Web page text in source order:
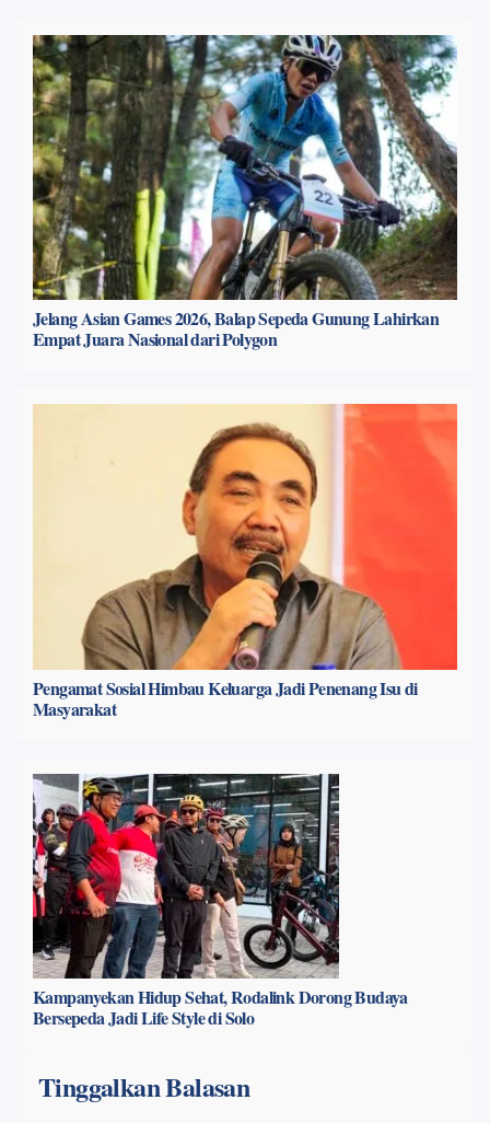
Jelang Asian Games 2026, Balap Sepeda Gunung Lahirkan
Empat Juara Nasional dari Polygon
Pengamat Sosial Himbau Keluarga Jadi Penenang Isu di
Masyarakat
Kampanyekan Hidup Sehat, Rodalink Dorong Budaya
Bersepeda Jadi Life Style di Solo
Tinggalkan Balasan